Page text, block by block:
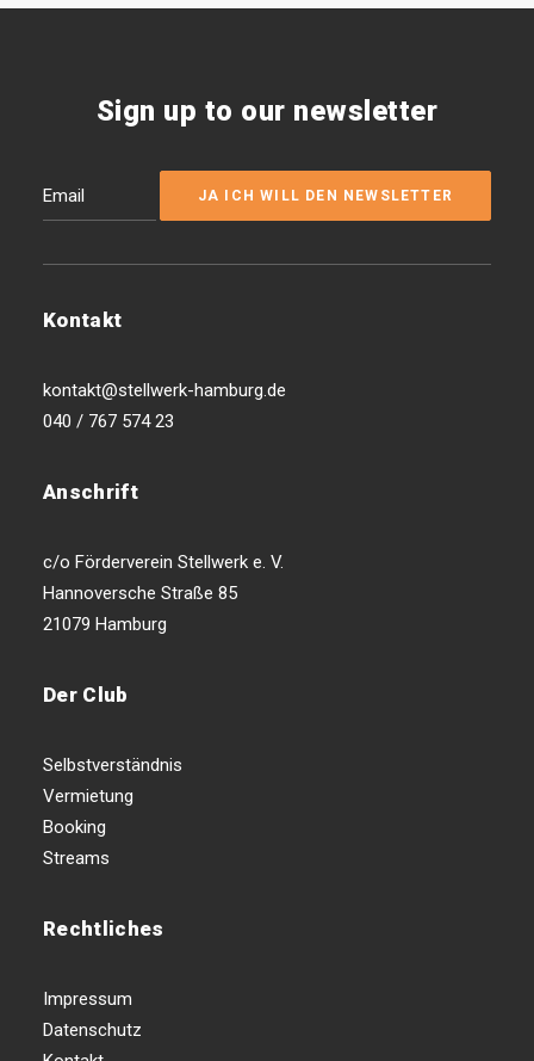
Sign up to our newsletter
Kontakt
kontakt@stellwerk-hamburg.de
040 / 767 574 23
Anschrift
c/o Förderverein Stellwerk e. V.
Hannoversche Straße 85
21079 Hamburg
Der Club
Selbstverständnis
Vermietung
Booking
Streams
Rechtliches
Impressum
Datenschutz